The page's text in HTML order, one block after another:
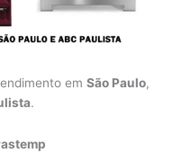
emSão Paulo,
.